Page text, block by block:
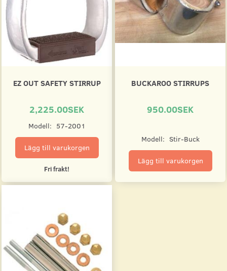
EZ OUT SAFETY STIRRUP
2,225.00SEK
Modell: 57-2001
Lägg till varukorgen
Fri frakt!
BUCKAROO STIRRUPS
950.00SEK
Modell: Stir-Buck
Lägg till varukorgen